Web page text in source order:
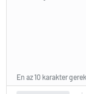
En az 10 karakter